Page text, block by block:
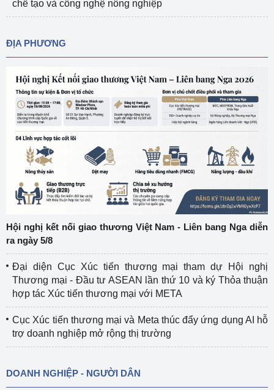
chế tạo và công nghệ nông nghiệp
ĐỊA PHƯƠNG
Hội nghị kết nối giao thương Việt Nam - Liên bang Nga diễn
ra ngày 5/8
Đại diện Cục Xúc tiến thương mại tham dự Hội nghị
Thương mại - Đầu tư ASEAN lần thứ 10 và ký Thỏa thuận
hợp tác Xúc tiến thương mại với META
Cục Xúc tiến thương mại và Meta thúc đẩy ứng dụng AI hỗ
trợ doanh nghiệp mở rộng thị trường
DOANH NGHIỆP - NGƯỜI DÂN